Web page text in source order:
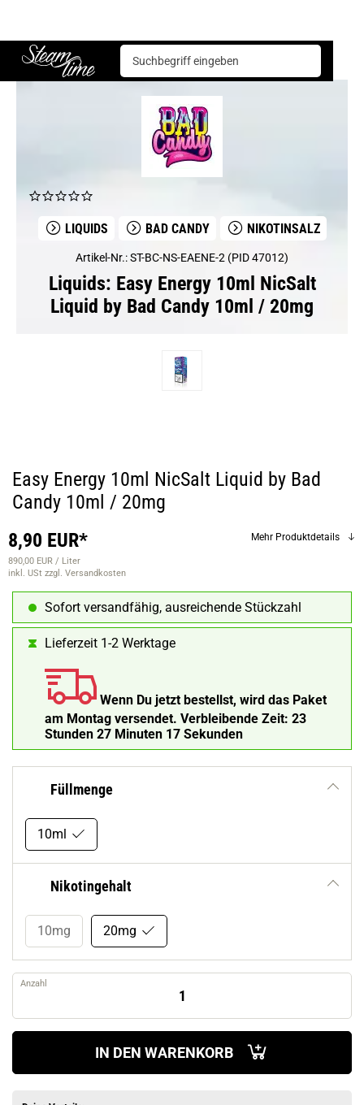
Steam time
Liquids Bad Candy Easy Energy 10ml NicSalt Liquid by Bad Candy 10ml / 20mg
LIQUIDS BAD CANDY NIKOTINSALZ
Artikel-Nr.: ST-BC-NS-EAENE-2 (PID 47012)
Liquids: Easy Energy 10ml NicSalt
Liquid by Bad Candy 10ml / 20mg
Easy Energy 10ml NicSalt Liquid by Bad
Candy 10ml / 20mg
8,90 EUR*
890,00 EUR / Liter
inkl. USt zzgl. Versandkosten
Mehr Produktdetails
Sofort versandfähig, ausreichende Stückzahl
Lieferzeit 1-2 Werktage
Wenn Du jetzt bestellst, wird das Paket
am Montag versendet. Verbleibende Zeit: 23
Stunden 27 Minuten 16 Sekunden
Füllmenge
10ml
Nikotingehalt
10mg 20mg
Anzahl
IN DEN WARENKORB